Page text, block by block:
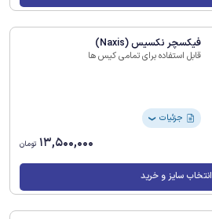
فیکسچر نکسیس (Naxis)
قابل استفاده برای تمامی کیس ها
جزئیات ❯
13,500,000 تومان
انتخاب سایز و خرید